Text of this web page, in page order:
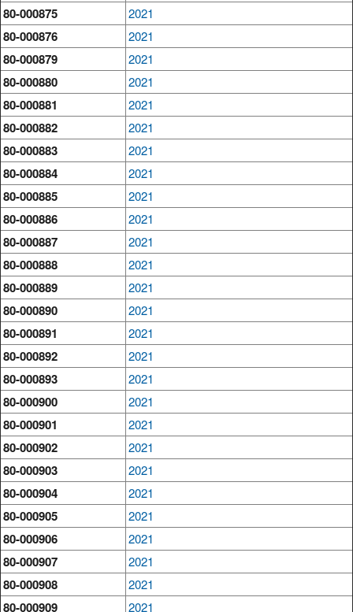
80-000875 2021
80-000876 2021
80-000879 2021
80-000880 2021
80-000881 2021
80-000882 2021
80-000883 2021
80-000884 2021
80-000885 2021
80-000886 2021
80-000887 2021
80-000888 2021
80-000889 2021
80-000890 2021
80-000891 2021
80-000892 2021
80-000893 2021
80-000900 2021
80-000901 2021
80-000902 2021
80-000903 2021
80-000904 2021
80-000905 2021
80-000906 2021
80-000907 2021
80-000908 2021
80-000909 2021